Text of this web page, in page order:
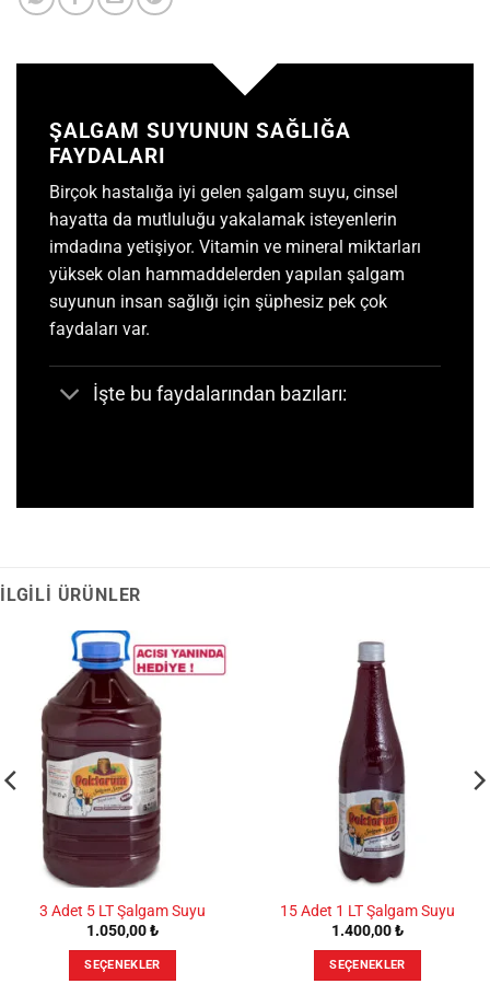
ŞALGAM SUYUNUN SAĞLIĞA
FAYDALARI
Birçok hastalığa iyi gelen şalgam suyu, cinsel
hayatta da mutluluğu yakalamak isteyenlerin
imdadına yetişiyor. Vitamin ve mineral miktarları
yüksek olan hammaddelerden yapılan şalgam
suyunun insan sağlığı için şüphesiz pek çok
faydaları var.
İşte bu faydalarından bazıları:
İLGILI ÜRÜNLER
3 Adet 5 LT Şalgam Suyu
1.050,00₺
SEÇENEKLER
15 Adet 1 LT Şalgam Suyu
1.400,00₺
SEÇENEKLER